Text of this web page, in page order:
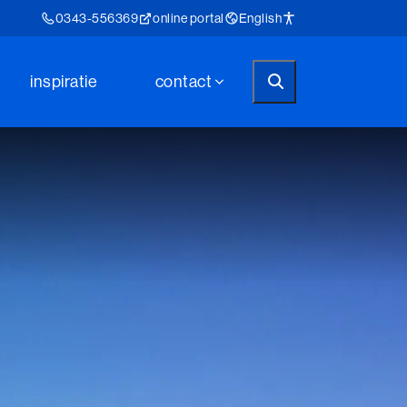
0343-556369 online portal English
inspiratie contact